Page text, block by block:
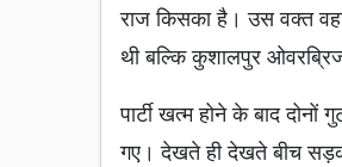
राज किसका है। उस वक्त
थी बल्कि कुशालपुर
पार्टी खत्म होने के बाद
गए। देखते ही देखते बीच सड़क